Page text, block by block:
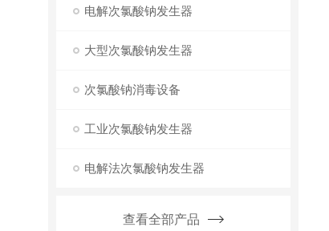
电解次氯酸钠发生器
大型次氯酸钠发生器
次氯酸钠消毒设备
工业次氯酸钠发生器
电解法次氯酸钠发生器
查看全部产品